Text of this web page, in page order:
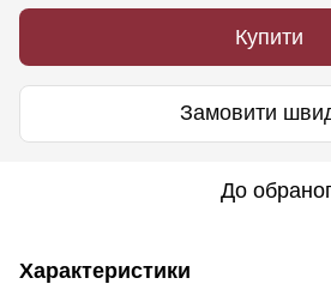
Купити
Замовити
До
Характеристики